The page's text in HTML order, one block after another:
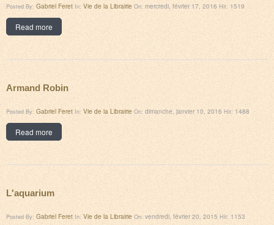
Posted By: Gabriel Feret In: Vie de la Librairie On: mercredi, février 17, 2016 Hit: 1519
Read more
Armand Robin
Posted By: Gabriel Feret In: Vie de la Librairie On: dimanche, janvier 10, 2016 Hit: 1488
Read more
L'aquarium
Posted By: Gabriel Feret In: Vie de la Librairie On: vendredi, février 20, 2015 Hit: 1153